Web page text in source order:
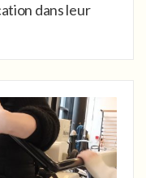
dans leur